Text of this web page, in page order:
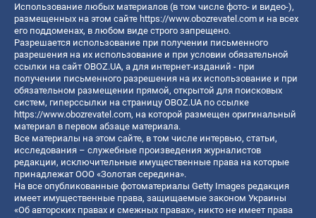
Использование любых материалов (в том числе фото- и видео-),
размещенных на этом сайте https://www.obozrevatel.com и на всех
его поддоменах, в любом виде строго запрещено.
Разрешается использование при получении письменного
разрешения на их использование и при условии обязательной
ссылки на сайт OBOZ.UA, а для интернет-изданий - при
получении письменного разрешения на их использование и при
обязательном размещении прямой, открытой для поисковых
систем, гиперссылки на страницу OBOZ.UA по ссылке
https://www.obozrevatel.com, на которой размещен оригинальный
материал в первом абзаце материала.
Все материалы на этом сайте, в том числе интервью, статьи,
исследования – служебные произведения журналистов
редакции, исключительные имущественные права на которые
принадлежат ООО «Золотая середина».
На все опубликованные фотоматериалы Getty Images редакция
имеет имущественные права, защищаемые законом Украины
«Об авторских правах и смежных правах», никто не имеет права